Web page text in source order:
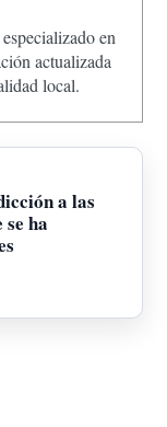
en
actualizada
local.
a las
ha